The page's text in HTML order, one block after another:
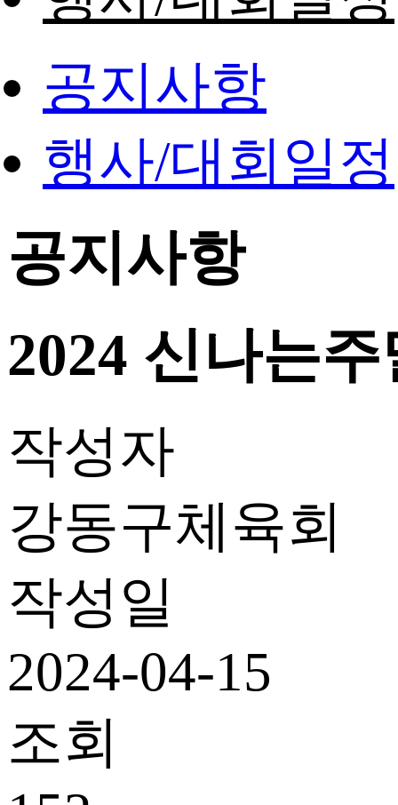
공지사항
행사/대회일정
공지사항
2024 신나는
작성자
강동구체육회
작성일
2024-04-15
조회